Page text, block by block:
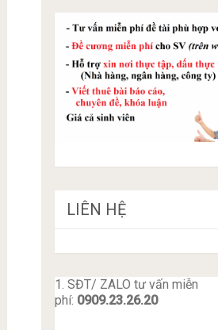
LIÊN HỆ
1. SĐT/ ZALO tư vấn miễn
phí: 0909.23.26.20